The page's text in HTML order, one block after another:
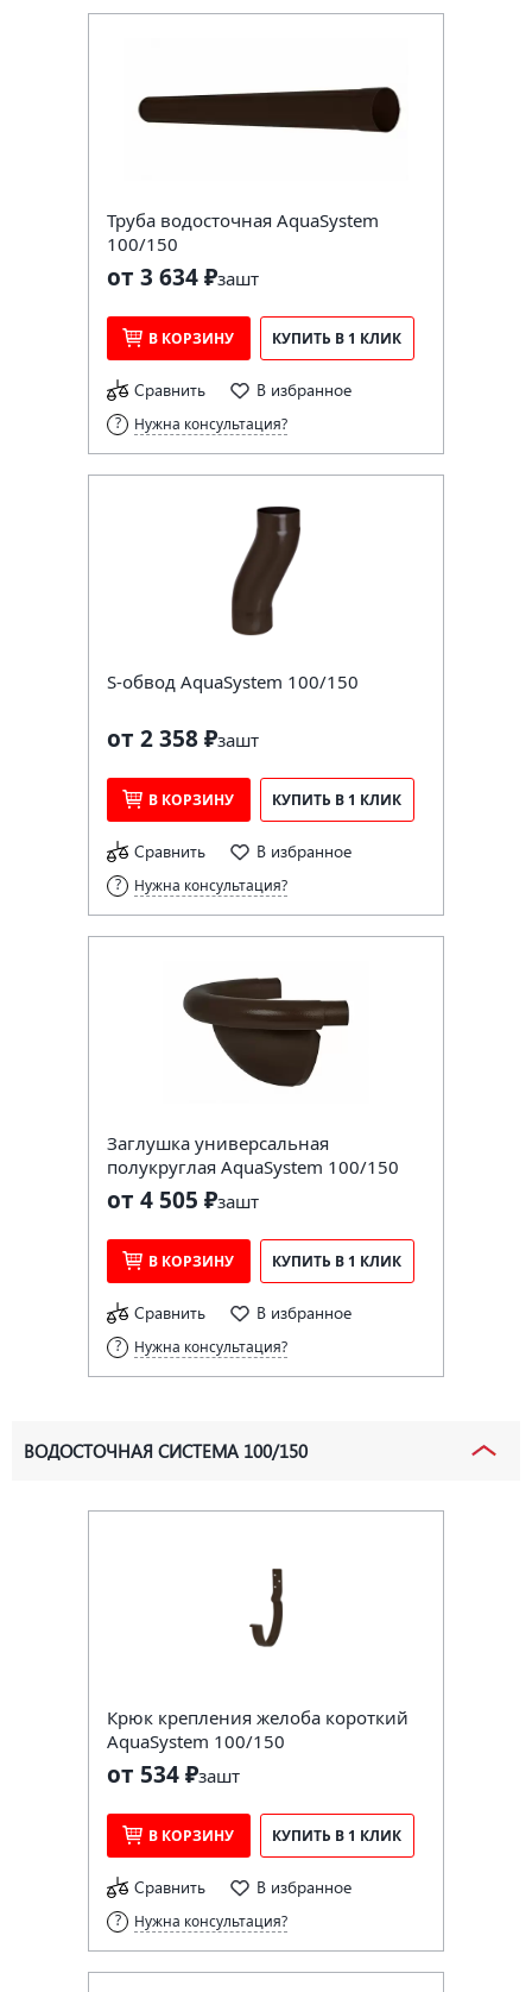
Труба водосточная AquaSystem
100/150
от 3 634 ₽зашт
В КОРЗИНУ КУПИТЬ В 1 КЛИК
Сравнить В избранное
Нужна консультация?
S-обвод AquaSystem 100/150
от 2 358 ₽зашт
В КОРЗИНУ КУПИТЬ В 1 КЛИК
Сравнить В избранное
Нужна консультация?
Заглушка универсальная
полукруглая AquaSystem 100/150
от 4 505 ₽зашт
В КОРЗИНУ КУПИТЬ В 1 КЛИК
Сравнить В избранное
Нужна консультация?
ВОДОСТОЧНАЯ СИСТЕМА 100/150
Крюк крепления желоба короткий
AquaSystem 100/150
от 534 ₽зашт
В КОРЗИНУ КУПИТЬ В 1 КЛИК
Сравнить В избранное
Нужна консультация?